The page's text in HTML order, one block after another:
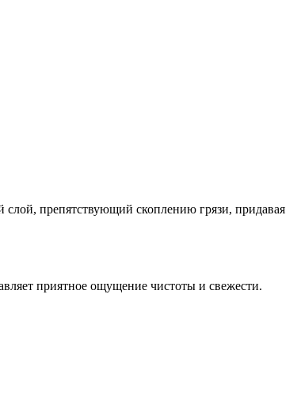
слой, препятствующий скоплению грязи, придавая
приятное ощущение чистоты и свежести.